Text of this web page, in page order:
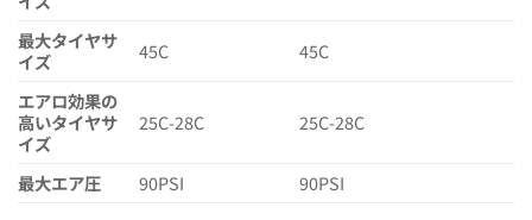
最大タイヤサ
イズ
45C
45C
エアロ効果の
高いタイヤサ
イズ
25C-28C 25C-28C
最大エア圧 90PSI 90PSI